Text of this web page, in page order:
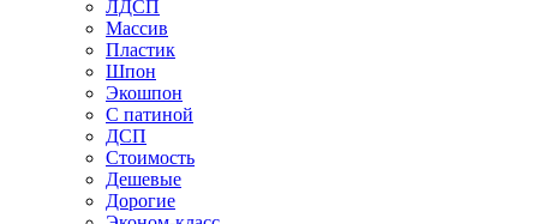
ЛДСП
Массив
Пластик
Шпон
Экошпон
С патиной
ДСП
Стоимость
Дешевые
Дорогие